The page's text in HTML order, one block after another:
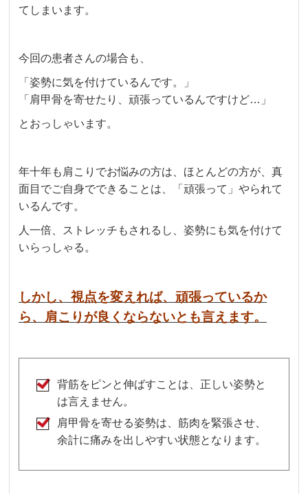
てしまいます。
今回の患者さんの場合も、
「姿勢に気を付けているんです。」
「肩甲骨を寄せたり、頑張っているんですけど…」
とおっしゃいます。
年十年も肩こりでお悩みの方は、ほとんどの方が、真
面目でご自身でできることは、「頑張って」やられて
いるんです。
人一倍、ストレッチもされるし、姿勢にも気を付けて
いらっしゃる。
しかし、視点を変えれば、頑張っているか
ら、肩こりが良くならないとも言えます。
背筋をピンと伸ばすことは、正しい姿勢と
は言えません。
肩甲骨を寄せる姿勢は、筋肉を緊張させ、
余計に痛みを出しやすい状態となります。